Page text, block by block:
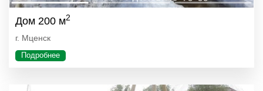
Дом 200 м2
г. Мценск
Подробнее